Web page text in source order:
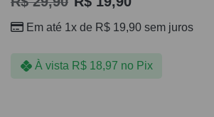
Em até 1x de R$ 19,90 sem juros
À vista R$18,97 no Pix